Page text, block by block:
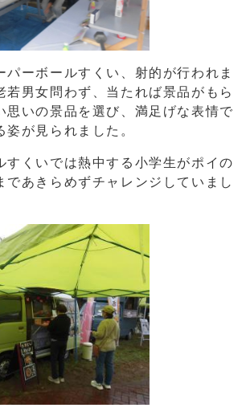
パーボールすくい、射的が行われま
若男女問わず、当たれば景品がもら
思いの景品を選び、満足げな表情で
姿が見られました。
すくいでは熱中する小学生がポイの
であきらめずチャレンジしていまし